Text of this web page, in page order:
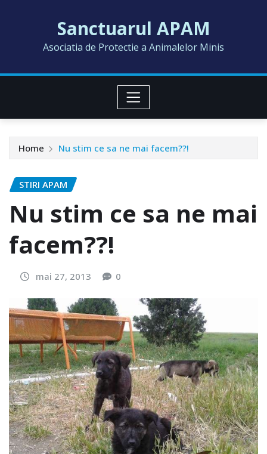
Sanctuarul APAM
Asociatia de Protectie a Animalelor Minis
Home Nu stim ce sa ne mai facem??!
STIRI APAM
Nu stim ce sa ne mai
facem??!
mai 27, 2013 0